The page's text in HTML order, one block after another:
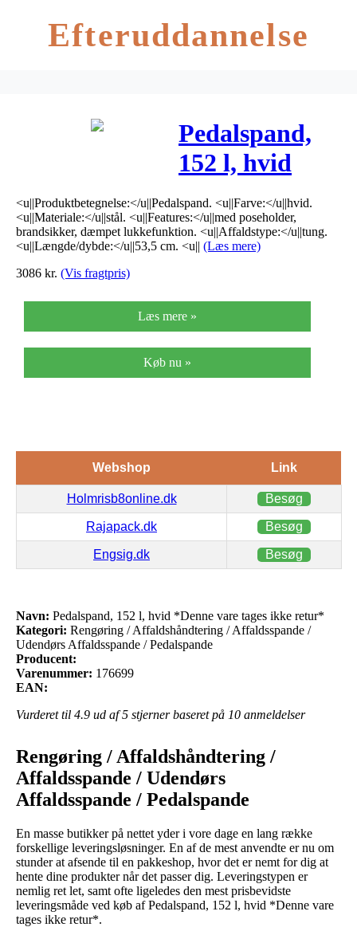
Efteruddannelse
Pedalspand,
152 l, hvid
*Denne vare
tages ikke
retur*
<u||Produktbetegnelse:</u||Pedalspand. <u||Farve:</u||hvid.
<u||Materiale:</u||stål. <u||Features:</u||med poseholder,
brandsikker, dæmpet lukkefunktion. <u||Affaldstype:</u||tung.
<u||Længde/dybde:</u||53,5 cm. <u|| (Læs mere)
3086 kr. (Vis fragtpris)
Læs mere »
Køb nu »
Webshop Link
Holmrisb8online.dk Besøg
Rajapack.dk Besøg
Engsig.dk Besøg
Navn: Pedalspand, 152 l, hvid *Denne vare tages ikke retur*
Kategori: Rengøring / Affaldshåndtering / Affaldsspande /
Udendørs Affaldsspande / Pedalspande
Producent:
Varenummer: 176699
EAN:
Vurderet til 4.9 ud af 5 stjerner baseret på 10 anmeldelser
Rengøring / Affaldshåndtering /
Affaldsspande / Udendørs
Affaldsspande / Pedalspande
En masse butikker på nettet yder i vore dage en lang række
forskellige leveringsløsninger. En af de mest anvendte er nu om
stunder at afsende til en pakkeshop, hvor det er nemt for dig at
hente dine produkter når det passer dig. Leveringstypen er
nemlig ret let, samt ofte ligeledes den mest prisbevidste
leveringsmåde ved køb af Pedalspand, 152 l, hvid *Denne vare
tages ikke retur*.